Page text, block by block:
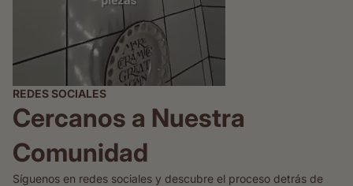
REDES SOCIALES
Cercanos a Nuestra
Comunidad
Síguenos en redes sociales y descubre el proceso detrás de